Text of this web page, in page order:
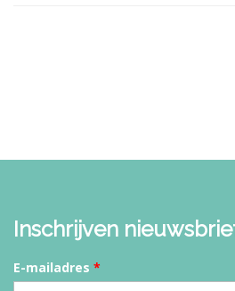
Inschrijven
E-mailadres *